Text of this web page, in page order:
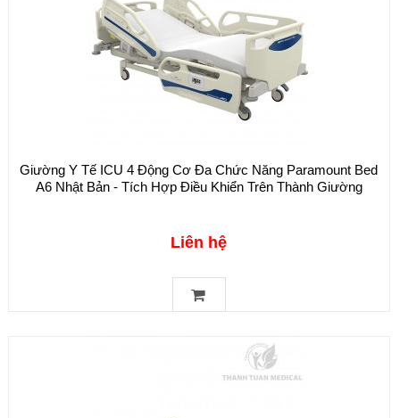
Giường Y Tế ICU 4 Động Cơ Đa Chức Năng Paramount Bed
A6 Nhật Bản - Tích Hợp Điều Khiển Trên Thành Giường
Liên hệ